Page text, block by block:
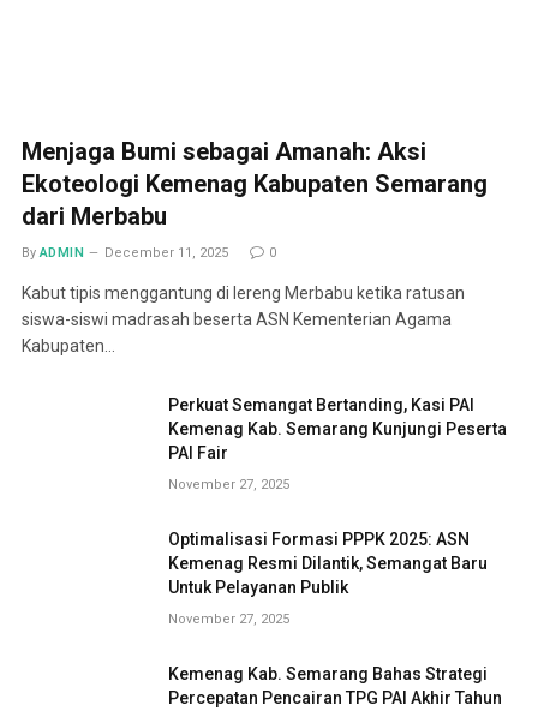
Menjaga Bumi sebagai Amanah: Aksi
Ekoteologi Kemenag Kabupaten Semarang
dari Merbabu
By ADMIN December 11, 2025 0
Kabut tipis menggantung di lereng Merbabu ketika ratusan
siswa-siswi madrasah beserta ASN Kementerian Agama
Kabupaten…
Perkuat Semangat Bertanding, Kasi PAI
Kemenag Kab. Semarang Kunjungi Peserta
PAI Fair
November 27, 2025
Optimalisasi Formasi PPPK 2025: ASN
Kemenag Resmi Dilantik, Semangat Baru
Untuk Pelayanan Publik
November 27, 2025
Kemenag Kab. Semarang Bahas Strategi
Percepatan Pencairan TPG PAI Akhir Tahun